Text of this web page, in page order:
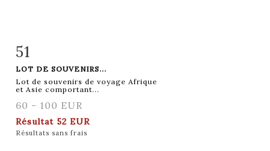
Fiche détaillée
51
LOT DE SOUVENIRS...
Lot de souvenirs de voyage Afrique
et Asie comportant...
60 - 100 EUR
Résultat 52 EUR
Résultats sans frais